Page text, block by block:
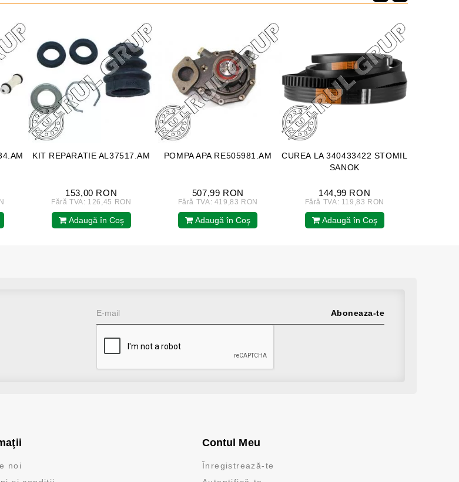
KIT REPARATIE AL37517.AM
153,00 RON
Fără TVA: 126,45 RON
Adaugă în Coş
POMPA APA RE505981.AM
507,99 RON
Fără TVA: 419,83 RON
Adaugă în Coş
CUREA LA 340433422 STOMIL
SANOK
144,99 RON
Fără TVA: 119,83 RON
Adaugă în Coş
Aboneaza-te
noi
Contul Meu
Înregistrează-te